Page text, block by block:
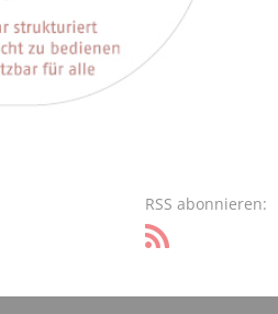
RSS abonnieren: